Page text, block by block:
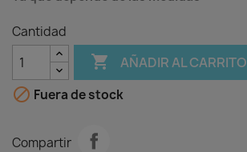
Cantidad
 AÑADIR AL CARRITO
 Fuera de stock
Compartir